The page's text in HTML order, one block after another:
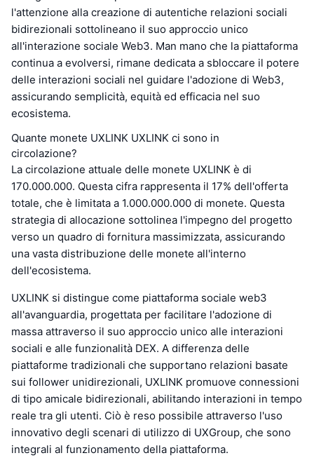
l'attenzione alla creazione di autentiche relazioni sociali
bidirezionali sottolineano il suo approccio unico
all'interazione sociale Web3. Man mano che la piattaforma
continua a evolversi, rimane dedicata a sbloccare il potere
delle interazioni sociali nel guidare l'adozione di Web3,
assicurando semplicità, equità ed efficacia nel suo
ecosistema.
Quante monete UXLINK UXLINK ci sono in
circolazione?
La circolazione attuale delle monete UXLINK è di
170.000.000. Questa cifra rappresenta il 17% dell'offerta
totale, che è limitata a 1.000.000.000 di monete. Questa
strategia di allocazione sottolinea l'impegno del progetto
verso un quadro di fornitura massimizzata, assicurando
una vasta distribuzione delle monete all'interno
dell'ecosistema.
UXLINK si distingue come piattaforma sociale web3
all'avanguardia, progettata per facilitare l'adozione di
massa attraverso il suo approccio unico alle interazioni
sociali e alle funzionalità DEX. A differenza delle
piattaforme tradizionali che supportano relazioni basate
sui follower unidirezionali, UXLINK promuove connessioni
di tipo amicale bidirezionali, abilitando interazioni in tempo
reale tra gli utenti. Ciò è reso possibile attraverso l'uso
innovativo degli scenari di utilizzo di UXGroup, che sono
integrali al funzionamento della piattaforma.